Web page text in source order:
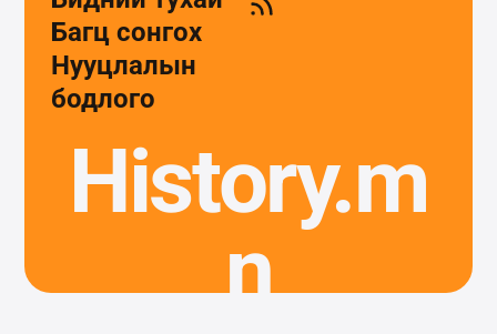
Багц сонгох
Нууцлалын
бодлого
History.m
n